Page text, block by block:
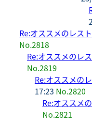
Re:オススメのレス
No.2818
Re:オススメのレ
No.2819
Re:オススメの
17:23 No.2820
Re:オススメ
No.2821